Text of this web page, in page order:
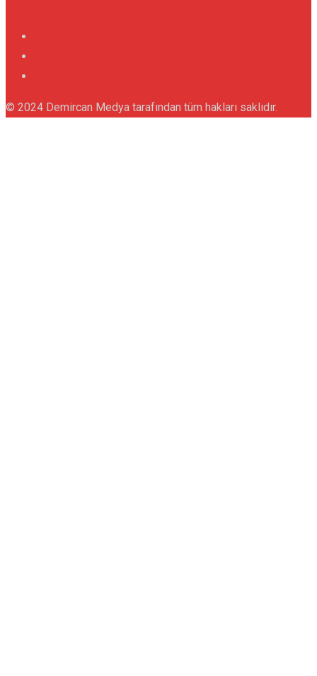
© 2024 Demircan Medya tarafından tüm hakları saklıdır.